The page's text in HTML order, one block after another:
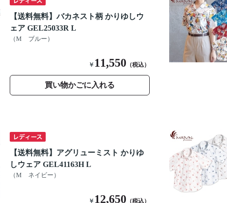
【送料無料】バカネスト柄 かりゆしウ
ェア GEL25033R L
（M ブルー）
￥ 11,550 （税込）
買い物かごに入れる
【送料無料】アグリューミスト かりゆ
しウェア GEL41163H L
（M ネイビー）
￥ 12,650 （税込）